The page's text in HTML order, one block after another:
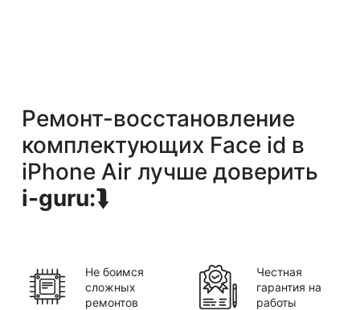
Ремонт-восстановление
комплектующих Face id в
iPhone Air лучше доверить
i-guru:⮯
Не боимся
сложных
ремонтов
Честная
гарантия на
работы